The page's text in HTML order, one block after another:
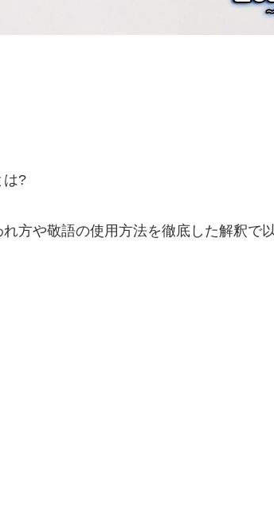
は?
方や敬語の使用方法を徹底した解釈で